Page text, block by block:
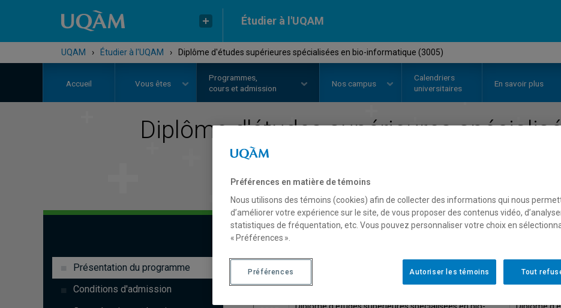
Étudier à l'UQAM
UQAM › Étudier à l'UQAM › Diplôme d'études supérieures spécialisées en bio-informatique (3005)
Accueil Vous êtes
Programmes,
cours et admission
Nos campus
Calendriers
universitaires
En savoir plus
Diplôme d'études supérieures
Présentation du programme
Conditions d'admission
TITRE
Préférences en matière de témoins
Nous utilisons des témoins (cookies) afin de collecter des informations qui nous
d’améliorer votre expérience sur le site, de vous proposer des contenus vidéo,
statistiques de fréquentation, etc. Vous pouvez personnaliser votre choix en
« Préférences ».
Tout
Autoriser les témoins
Préférences